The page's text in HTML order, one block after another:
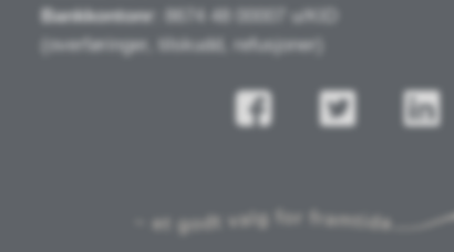
Bankkontonr
: 8674 48 00007 u/KID
(overføringer, tilskudd, refusjoner)